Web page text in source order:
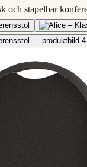
och stapelbar